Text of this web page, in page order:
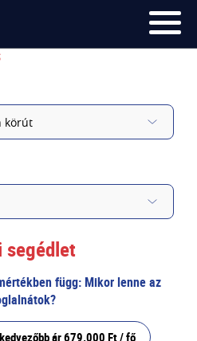
körút
segédlet
függ: Mikor lenne az
ár 679.000 Ft / fő